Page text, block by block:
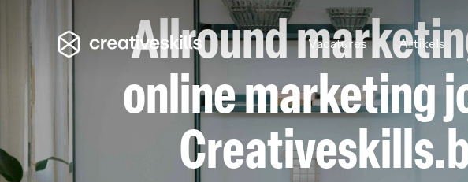
Vacatures Artikels
Allround
online marketing